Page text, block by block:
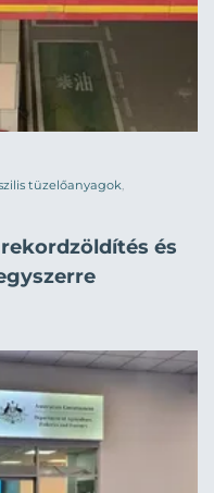
tüzelőanyagok,
és